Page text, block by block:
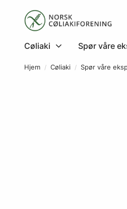
Cøliaki Spør våre
Hjem Cøliaki Spør våre